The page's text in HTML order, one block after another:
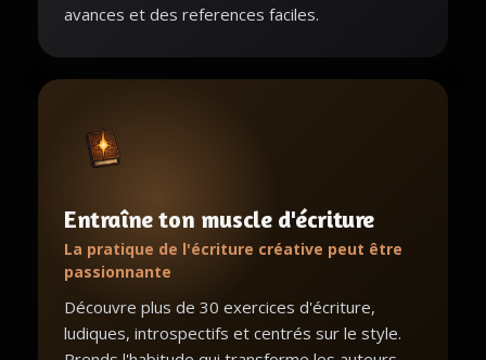
avances et des references faciles.
Entraîne ton muscle d'écriture
La pratique de l'écriture créative peut être
passionnante
Découvre plus de 30 exercices d'écriture,
ludiques, introspectifs et centrés sur le style.